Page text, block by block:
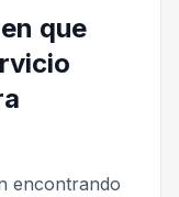
que
encontrando